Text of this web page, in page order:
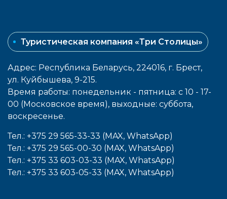
Туристическая компания «Три Столицы»
Адрес: Республика Беларусь, 224016, г. Брест,
ул. Куйбышева, 9-215.
Время работы: понедельник - пятница: с 10 - 17-
00 (Московское время), выходные: cуббота,
воcкресенье.
Тел.: +375 29 565-33-33 (MAX, WhatsApp)
Тел.: +375 29 565-00-30 (MAX, WhatsApp)
Тел.: +375 33 603-03-33 (MAX, WhatsApp)
Тел.: +375 33 603-05-33 (MAX, WhatsApp)